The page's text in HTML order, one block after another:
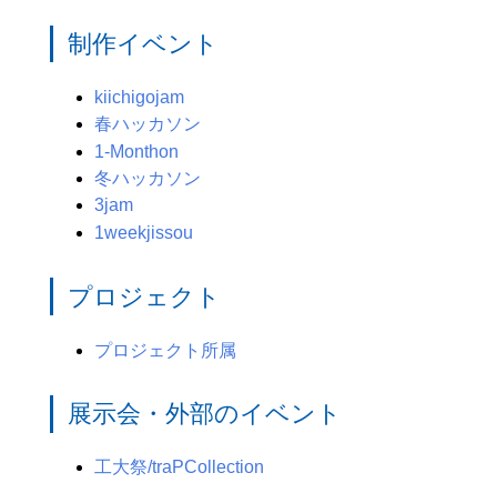
制作イベント
kiichigojam
春ハッカソン
1-Monthon
冬ハッカソン
3jam
1weekjissou
プロジェクト
プロジェクト所属
展示会・外部のイベント
工大祭/traPCollection